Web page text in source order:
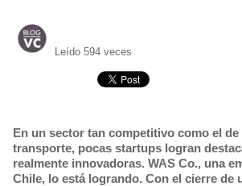
Leído 594 veces
En un sector tan competitivo como el
transporte, pocas startups logran
realmente innovadoras. WAS Co., una
Chile, lo está logrando. Con el cierre de